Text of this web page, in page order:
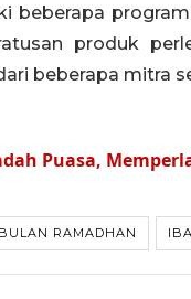
beberapa
produk
beberapa mitra
Puasa,
BULAN RAMADHAN